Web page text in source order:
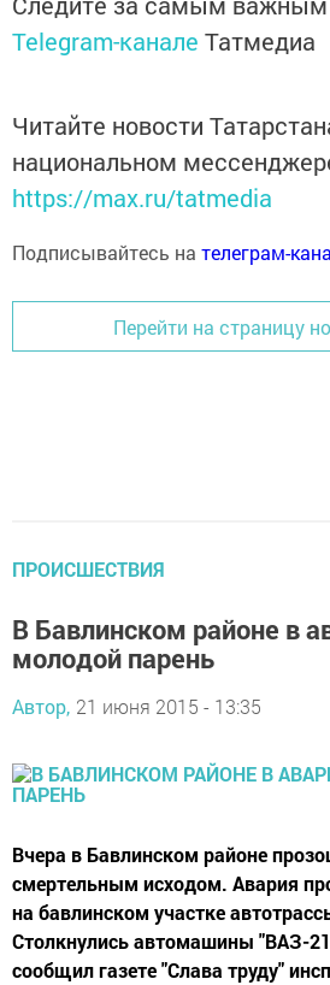
Telegram-канале Татмедиа
Читайте новости
национальном
https://max.ru/tatmedia
Подписывайтесь на телеграм-
Перейти на страницу
ПРОИСШЕСТВИЯ
В Бавлинском районе в
молодой парень
Автор, 21 июня 2015 - 13:35
Вчера в Бавлинском районе
смертельным исходом. Авария
на бавлинском участке
Столкнулись автомашины "ВАЗ-
сообщил газете "Слава труду"